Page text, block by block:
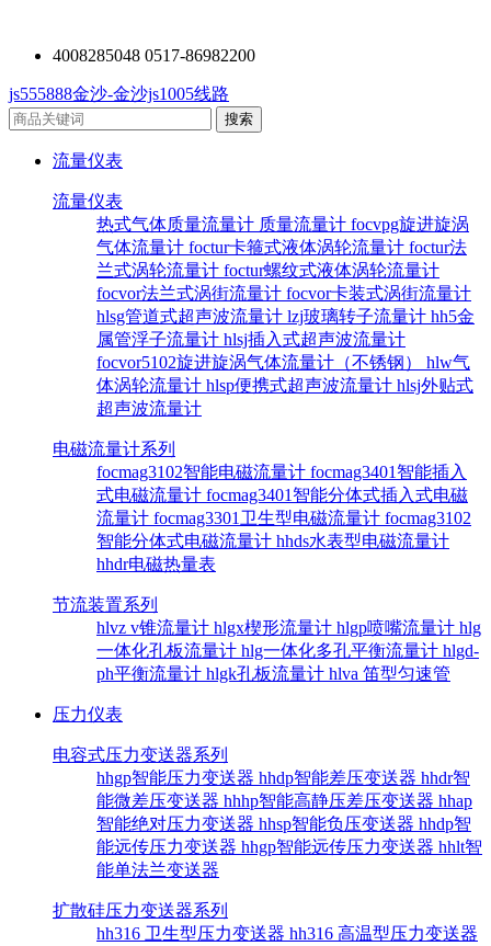
4008285048 0517-86982200
js555888金沙-金沙js1005线路
流量仪表
流量仪表
热式气体质量流量计 质量流量计 focvpg旋进旋涡
气体流量计 foctur卡箍式液体涡轮流量计 foctur法
兰式涡轮流量计 foctur螺纹式液体涡轮流量计
focvor法兰式涡街流量计 focvor卡装式涡街流量计
hlsg管道式超声波流量计 lzj玻璃转子流量计 hh5金
属管浮子流量计 hlsj插入式超声波流量计
focvor5102旋进旋涡气体流量计（不锈钢） hlw气
体涡轮流量计 hlsp便携式超声波流量计 hlsj外贴式
超声波流量计
电磁流量计系列
focmag3102智能电磁流量计 focmag3401智能插入
式电磁流量计 focmag3401智能分体式插入式电磁
流量计 focmag3301卫生型电磁流量计 focmag3102
智能分体式电磁流量计 hhds水表型电磁流量计
hhdr电磁热量表
节流装置系列
hlvz v锥流量计 hlgx楔形流量计 hlgp喷嘴流量计 hlg
一体化孔板流量计 hlg一体化多孔平衡流量计 hlgd-
ph平衡流量计 hlgk孔板流量计 hlva 笛型匀速管
压力仪表
电容式压力变送器系列
hhgp智能压力变送器 hhdp智能差压变送器 hhdr智
能微差压变送器 hhhp智能高静压差压变送器 hhap
智能绝对压力变送器 hhsp智能负压变送器 hhdp智
能远传压力变送器 hhgp智能远传压力变送器 hhlt智
能单法兰变送器
扩散硅压力变送器系列
hh316 卫生型压力变送器 hh316 高温型压力变送器